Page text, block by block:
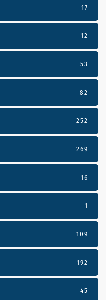
17
12
53
82
252
269
16
1
109
192
45